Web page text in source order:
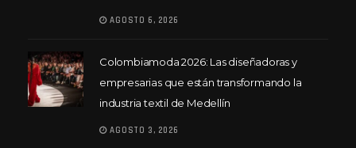
AGOSTO 6, 2026
Colombiamoda 2026: Las diseñadoras y
empresarias que están transformando la
industria textil de Medellín
AGOSTO 3, 2026